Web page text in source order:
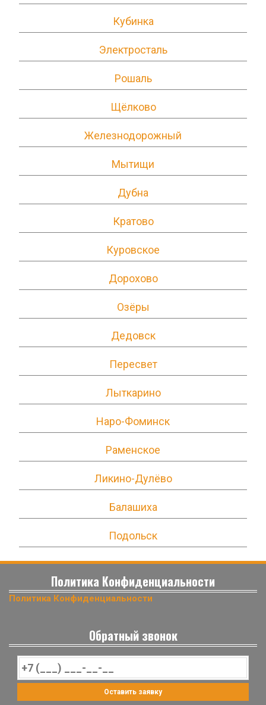
Кубинка
Электросталь
Рошаль
Щёлково
Железнодорожный
Мытищи
Дубна
Кратово
Куровское
Дорохово
Озёры
Дедовск
Пересвет
Лыткарино
Наро-Фоминск
Раменское
Ликино-Дулёво
Балашиха
Подольск
Политика Конфиденциальности
Политика Конфиденциальности
Обратный звонок